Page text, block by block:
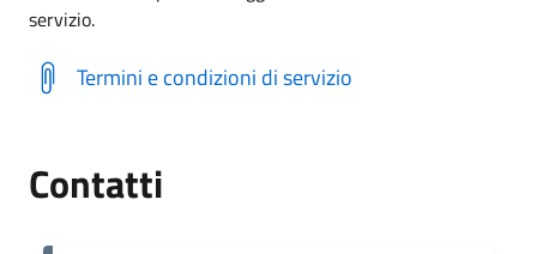
servizio.
Termini e condizioni di servizio
Contatti